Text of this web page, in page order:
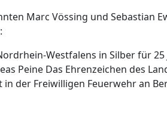
Marc Vössing und Sebastian
Westfalens in Silber für
Peine Das Ehrenzeichen des
in der Freiwilligen Feuerwehr an